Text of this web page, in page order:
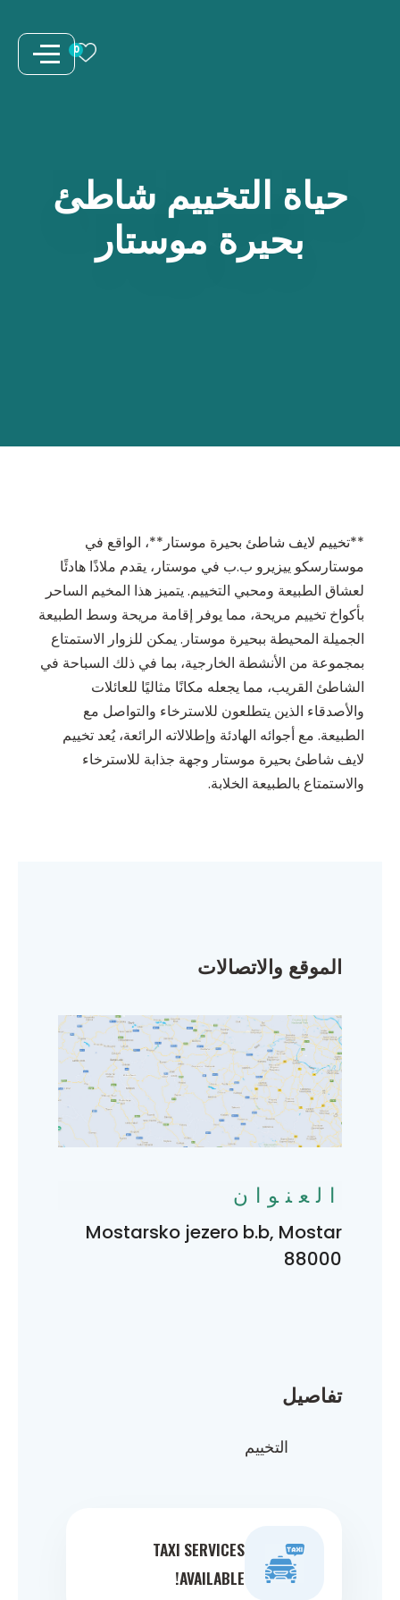
0
حياة التخييم شاطئ
بحيرة موستار
**تخييم لايف شاطئ بحيرة موستار**، الواقع في
موستارسكو ييزيرو ب.ب في موستار، يقدم ملاذًا هادئًا
لعشاق الطبيعة ومحبي التخييم. يتميز هذا المخيم الساحر
بأكواخ تخييم مريحة، مما يوفر إقامة مريحة وسط الطبيعة
الجميلة المحيطة ببحيرة موستار. يمكن للزوار الاستمتاع
بمجموعة من الأنشطة الخارجية، بما في ذلك السباحة في
الشاطئ القريب، مما يجعله مكانًا مثاليًا للعائلات
والأصدقاء الذين يتطلعون للاسترخاء والتواصل مع
الطبيعة. مع أجوائه الهادئة وإطلالاته الرائعة، يُعد تخييم
لايف شاطئ بحيرة موستار وجهة جذابة للاسترخاء
والاستمتاع بالطبيعة الخلابة.
تفاصيل
التخييم
TAXI SERVICES
AVAILABLE!
الموقع والاتصالات
العنوان
Mostarsko jezero b.b, Mostar
88000